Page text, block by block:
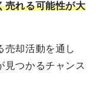
売れる可能性が大
売却活動を通し
見つかるチャンス